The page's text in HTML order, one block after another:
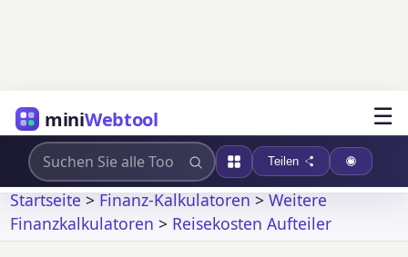
miniWebtool ☰
Teilen
Startseite>Finanz-Kalkulatoren>Weitere
Finanzkalkulatoren > Reisekosten Aufteiler